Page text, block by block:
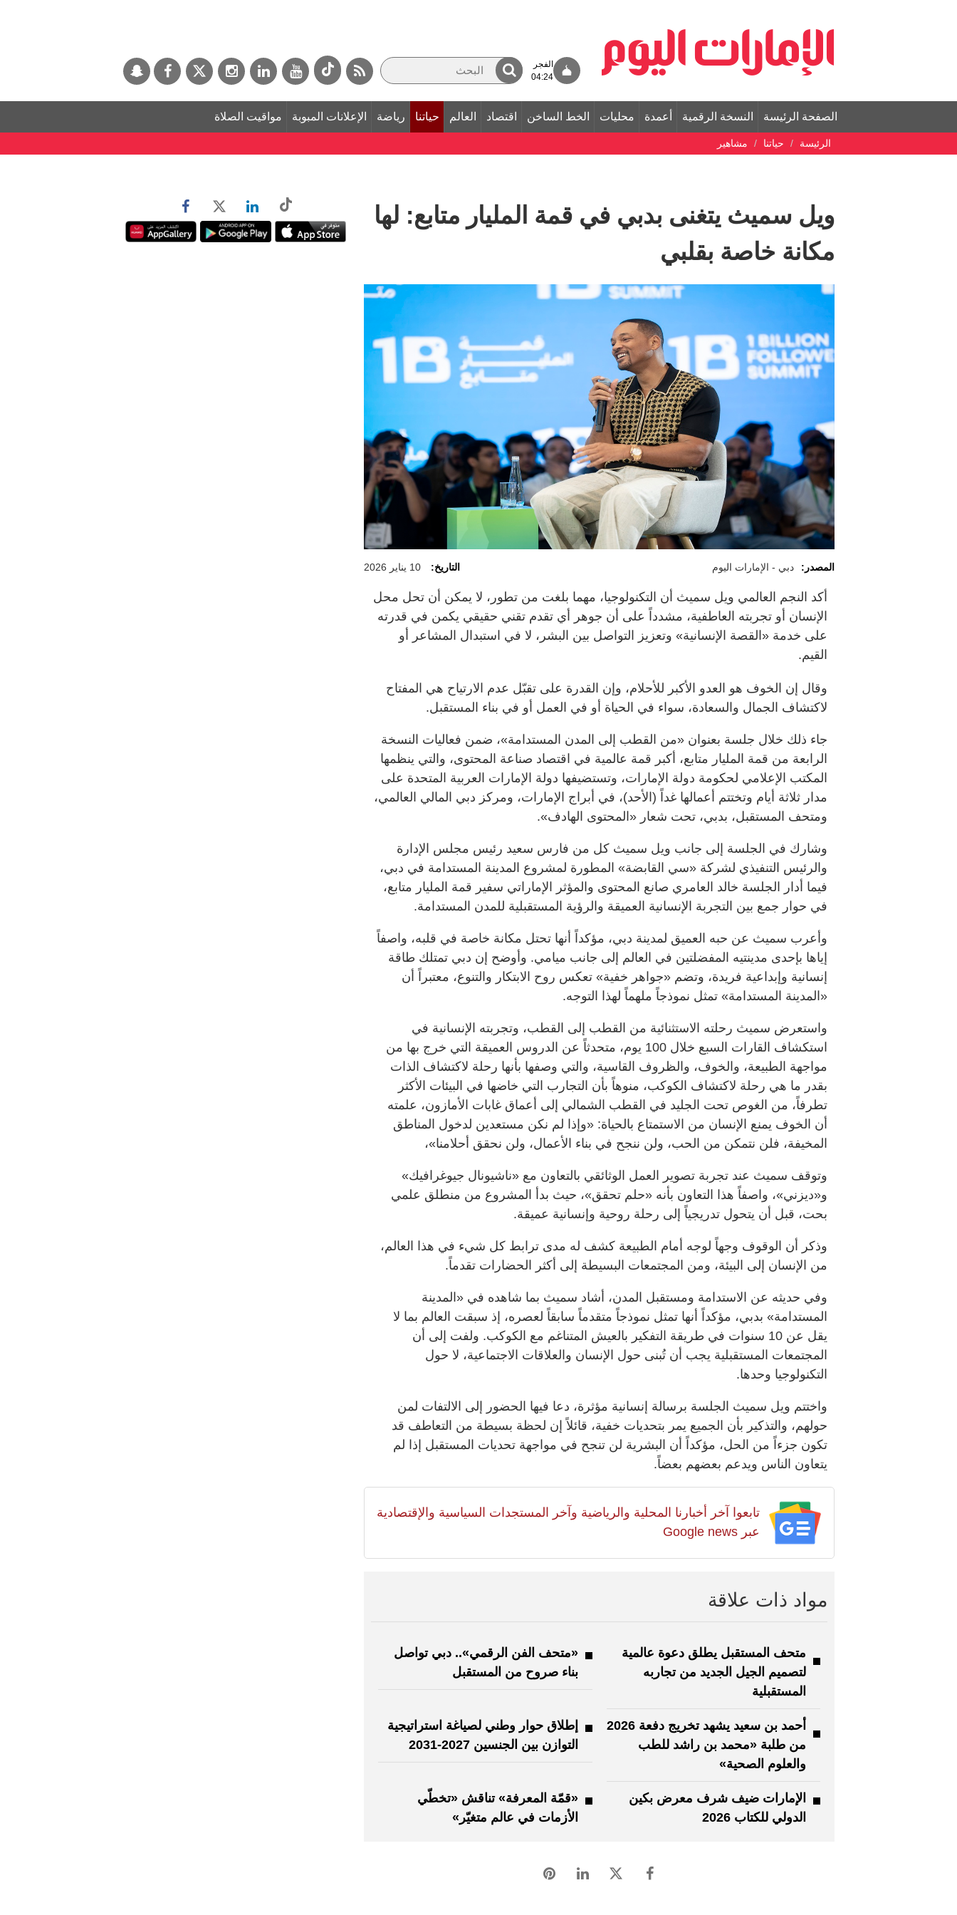
الفجر
04:24
الصفحة الرئيسة النسخة الرقمية أعمدة محليات الخط الساخن اقتصاد العالم حياتنا رياضة الإعلانات المبوبة مواقيت الصلاة
الرئيسة حياتنا مشاهير
ويل سميث يتغنى بدبي في قمة المليار متابع: لها
مكانة خاصة بقلبي
المصدر: دبي - الإمارات اليوم التاريخ: 10 يناير 2026
أكد النجم العالمي ويل سميث أن التكنولوجيا، مهما بلغت من تطور، لا يمكن أن تحل محل
الإنسان أو تجربته العاطفية، مشدداً على أن جوهر أي تقدم تقني حقيقي يكمن في قدرته
على خدمة «القصة الإنسانية» وتعزيز التواصل بين البشر، لا في استبدال المشاعر أو
القيم.
وقال إن الخوف هو العدو الأكبر للأحلام، وإن القدرة على تقبّل عدم الارتياح هي المفتاح
لاكتشاف الجمال والسعادة، سواء في الحياة أو في العمل أو في بناء المستقبل.
جاء ذلك خلال جلسة بعنوان «من القطب إلى المدن المستدامة»، ضمن فعاليات النسخة
الرابعة من قمة المليار متابع، أكبر قمة عالمية في اقتصاد صناعة المحتوى، والتي ينظمها
المكتب الإعلامي لحكومة دولة الإمارات، وتستضيفها دولة الإمارات العربية المتحدة على
مدار ثلاثة أيام وتختتم أعمالها غداً (الأحد)، في أبراج الإمارات، ومركز دبي المالي العالمي،
ومتحف المستقبل، بدبي، تحت شعار «المحتوى الهادف».
وشارك في الجلسة إلى جانب ويل سميث كل من فارس سعيد رئيس مجلس الإدارة
والرئيس التنفيذي لشركة «سي القابضة» المطورة لمشروع المدينة المستدامة في دبي،
فيما أدار الجلسة خالد العامري صانع المحتوى والمؤثر الإماراتي سفير قمة المليار متابع،
في حوار جمع بين التجربة الإنسانية العميقة والرؤية المستقبلية للمدن المستدامة.
وأعرب سميث عن حبه العميق لمدينة دبي، مؤكداً أنها تحتل مكانة خاصة في قلبه، واصفاً
إياها بإحدى مدينتيه المفضلتين في العالم إلى جانب ميامي. وأوضح إن دبي تمتلك طاقة
إنسانية وإبداعية فريدة، وتضم «جواهر خفية» تعكس روح الابتكار والتنوع، معتبراً أن
«المدينة المستدامة» تمثل نموذجاً ملهماً لهذا التوجه.
واستعرض سميث رحلته الاستثنائية من القطب إلى القطب، وتجربته الإنسانية في
استكشاف القارات السبع خلال 100 يوم، متحدثاً عن الدروس العميقة التي خرج بها من
مواجهة الطبيعة، والخوف، والظروف القاسية، والتي وصفها بأنها رحلة لاكتشاف الذات
بقدر ما هي رحلة لاكتشاف الكوكب، منوهاً بأن التجارب التي خاضها في البيئات الأكثر
تطرفاً، من الغوص تحت الجليد في القطب الشمالي إلى أعماق غابات الأمازون، علمته
أن الخوف يمنع الإنسان من الاستمتاع بالحياة: «وإذا لم نكن مستعدين لدخول المناطق
المخيفة، فلن نتمكن من الحب، ولن ننجح في بناء الأعمال، ولن نحقق أحلامنا»،
وتوقف سميث عند تجربة تصوير العمل الوثائقي بالتعاون مع «ناشيونال جيوغرافيك»
و«ديزني»، واصفاً هذا التعاون بأنه «حلم تحقق»، حيث بدأ المشروع من منطلق علمي
بحت، قبل أن يتحول تدريجياً إلى رحلة روحية وإنسانية عميقة.
وذكر أن الوقوف وجهاً لوجه أمام الطبيعة كشف له مدى ترابط كل شيء في هذا العالم،
من الإنسان إلى البيئة، ومن المجتمعات البسيطة إلى أكثر الحضارات تقدماً.
وفي حديثه عن الاستدامة ومستقبل المدن، أشاد سميث بما شاهده في «المدينة
المستدامة» بدبي، مؤكداً أنها تمثل نموذجاً متقدماً سابقاً لعصره، إذ سبقت العالم بما لا
يقل عن 10 سنوات في طريقة التفكير بالعيش المتناغم مع الكوكب. ولفت إلى أن
المجتمعات المستقبلية يجب أن تُبنى حول الإنسان والعلاقات الاجتماعية، لا حول
التكنولوجيا وحدها.
واختتم ويل سميث الجلسة برسالة إنسانية مؤثرة، دعا فيها الحضور إلى الالتفات لمن
حولهم، والتذكير بأن الجميع يمر بتحديات خفية، قائلاً إن لحظة بسيطة من التعاطف قد
تكون جزءاً من الحل، مؤكداً أن البشرية لن تنجح في مواجهة تحديات المستقبل إذا لم
يتعاون الناس ويدعم بعضهم بعضاً.
تابعوا آخر أخبارنا المحلية والرياضية وآخر المستجدات السياسية والإقتصادية
عبر Google news
مواد ذات علاقة
متحف المستقبل يطلق دعوة عالمية
لتصميم الجيل الجديد من تجاربه
المستقبلية
«متحف الفن الرقمي».. دبي تواصل
بناء صروح من المستقبل
أحمد بن سعيد يشهد تخريج دفعة 2026
من طلبة «محمد بن راشد للطب
والعلوم الصحية»
إطلاق حوار وطني لصياغة استراتيجية
التوازن بين الجنسين 2027-2031
الإمارات ضيف شرف معرض بكين
الدولي للكتاب 2026
«قمّة المعرفة» تناقش «تخطّي
الأزمات في عالم متغيّر»